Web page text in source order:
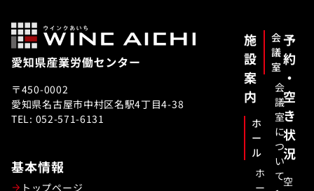
〒450-0002
愛知県名古屋市中村区名駅4丁目4-38
TEL: 052-571-6131
基本情報
トップページ
施
設
案
内
ホ
ー
ル
ホ
ー
会
議
室
会
議
室
に
つ
い
て
予
約
・
空
き
状
況
空